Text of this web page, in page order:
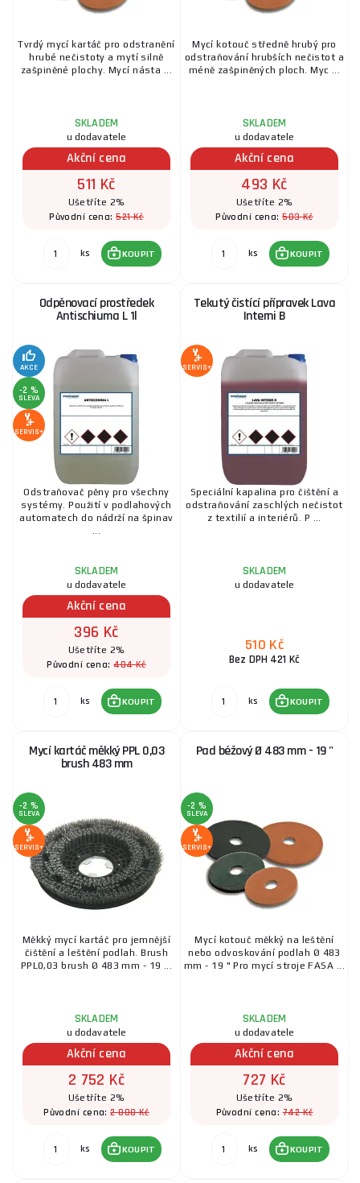
Tvrdý mycí kartáč pro odstranění
hrubé nečistoty a mytí silně
zašpiněné plochy. Mycí násta ...
SKLADEM
u dodavatele
Akční cena
511 Kč
Ušetříte 2%
Původní cena:521 Kč
ks KOUPIT
Mycí kotouč středně hrubý pro
odstraňování hrubších nečistot a
méně zašpiněných ploch. Myc ...
SKLADEM
u dodavatele
Akční cena
493 Kč
Ušetříte 2%
Původní cena:503 Kč
ks KOUPIT
Odpěnovací prostředek
Antischiuma L 1l
AKCE
-2 %
SLEVA
SERVIS+
Odstraňovač pěny pro všechny
systémy. Použití v podlahových
automatech do nádrží na špinav
...
SKLADEM
u dodavatele
Akční cena
396 Kč
Ušetříte 2%
Původní cena:404 Kč
ks KOUPIT
Tekutý čistící přípravek Lava
Interni B
SERVIS+
Speciální kapalina pro čištění a
odstraňování zaschlých nečistot
z textilií a interiérů. P ...
SKLADEM
u dodavatele
510 Kč
Bez DPH 421 Kč
ks KOUPIT
Mycí kartáč měkký PPL 0,03
brush 483 mm
-2 %
SLEVA
SERVIS+
Měkký mycí kartáč pro jemnější
čištění a leštění podlah. Brush
PPL0,03 brush Ø 483 mm - 19 ...
SKLADEM
u dodavatele
Akční cena
2 752 Kč
Ušetříte 2%
Původní cena:2 808 Kč
ks KOUPIT
Pad béžový Ø 483 mm - 19 "
-2 %
SLEVA
SERVIS+
Mycí kotouč měkký na leštění
nebo odvoskování podlah Ø 483
mm - 19 " Pro mycí stroje FASA ...
SKLADEM
u dodavatele
Akční cena
727 Kč
Ušetříte 2%
Původní cena:742 Kč
ks KOUPIT